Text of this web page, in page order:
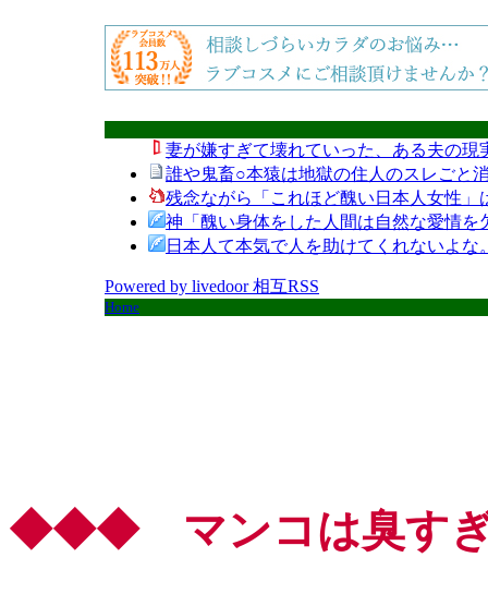
妻が嫌すぎて壊れていった、ある夫の現
誰や鬼畜○本猿は地獄の住人のスレごと
残念ながら「これほど醜い日本人女性
神「醜い身体をした人間は自然な愛情を
日本人て本気で人を助けてくれないよ
Powered by livedoor 相互RSS
Home
◆◆◆ マンコは臭